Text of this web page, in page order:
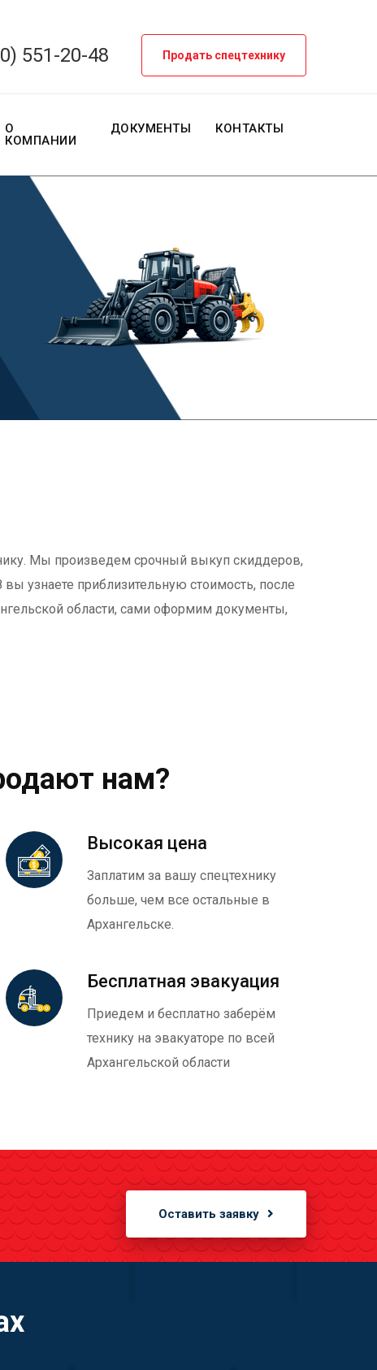
551-20-48 Продать спецтехнику
О
КОМПАНИИ
ДОКУМЕНТЫ КОНТАКТЫ
Мы произведем срочный выкуп скиддеров,
узнаете приблизительную стоимость, после
области, сами оформим документы,
нам?
Высокая цена
Заплатим за вашу спецтехнику
больше, чем все остальные в
Архангельске.
Бесплатная эвакуация
Приедем и бесплатно заберём
технику на эвакуаторе по всей
Архангельской области
Оставить заявку